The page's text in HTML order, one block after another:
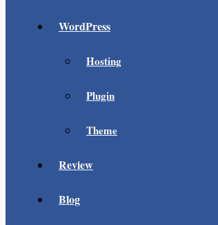
WordPress
Hosting
Plugin
Theme
Review
Blog